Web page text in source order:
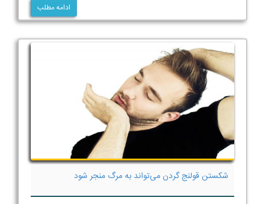
ادامه مطلب
شکستن قولنج گردن می‌تواند به مرگ منجر شود